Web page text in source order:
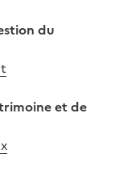
du
et de